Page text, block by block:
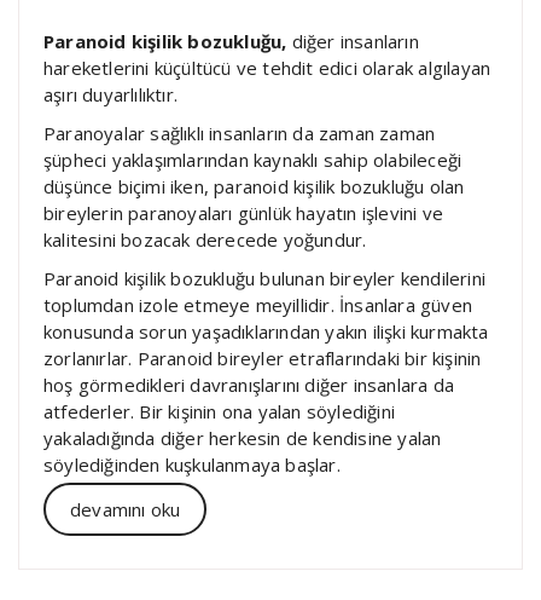
Paranoid kişilik bozukluğu, diğer insanların
hareketlerini küçültücü ve tehdit edici olarak algılayan
aşırı duyarlılıktır.
Paranoyalar sağlıklı insanların da zaman zaman
şüpheci yaklaşımlarından kaynaklı sahip olabileceği
düşünce biçimi iken, paranoid kişilik bozukluğu olan
bireylerin paranoyaları günlük hayatın işlevini ve
kalitesini bozacak derecede yoğundur.
Paranoid kişilik bozukluğu bulunan bireyler kendilerini
toplumdan izole etmeye meyillidir. İnsanlara güven
konusunda sorun yaşadıklarından yakın ilişki kurmakta
zorlanırlar. Paranoid bireyler etraflarındaki bir kişinin
hoş görmedikleri davranışlarını diğer insanlara da
atfederler. Bir kişinin ona yalan söylediğini
yakaladığında diğer herkesin de kendisine yalan
söylediğinden kuşkulanmaya başlar.
devamını oku